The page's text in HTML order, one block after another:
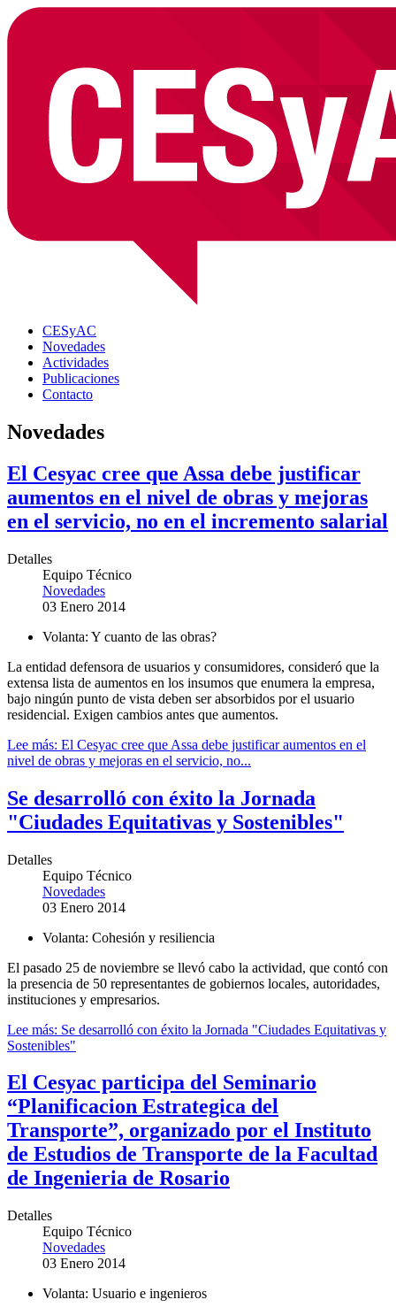
CESyAC
Novedades
Actividades
Publicaciones
Contacto
Novedades
El Cesyac cree que Assa debe justificar
aumentos en el nivel de obras y mejoras
en el servicio, no en el incremento salarial
Detalles
Equipo Técnico
Novedades
03 Enero 2014
Volanta: Y cuanto de las obras?
La entidad defensora de usuarios y consumidores, consideró que la
extensa lista de aumentos en los insumos que enumera la empresa,
bajo ningún punto de vista deben ser absorbidos por el usuario
residencial. Exigen cambios antes que aumentos.
Lee más: El Cesyac cree que Assa debe justificar aumentos en el
nivel de obras y mejoras en el servicio, no...
Se desarrolló con éxito la Jornada
"Ciudades Equitativas y Sostenibles"
Detalles
Equipo Técnico
Novedades
03 Enero 2014
Volanta: Cohesión y resiliencia
El pasado 25 de noviembre se llevó cabo la actividad, que contó con
la presencia de 50 representantes de gobiernos locales, autoridades,
instituciones y empresarios.
Lee más: Se desarrolló con éxito la Jornada "Ciudades Equitativas y
Sostenibles"
El Cesyac participa del Seminario
“Planificacion Estrategica del
Transporte”, organizado por el Instituto
de Estudios de Transporte de la Facultad
de Ingenieria de Rosario
Detalles
Equipo Técnico
Novedades
03 Enero 2014
Volanta: Usuario e ingenieros